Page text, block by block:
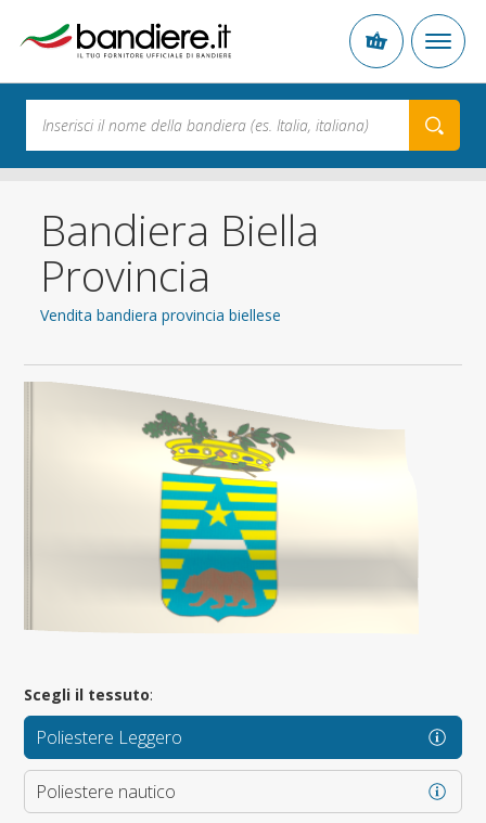
Bandiera Biella
Provincia
Vendita bandiera provincia biellese
Scegli il tessuto:
Poliestere Leggero
Poliestere nautico